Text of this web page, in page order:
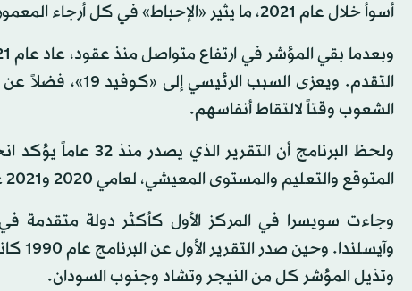
أسوأ خلال عام 2021، ما يثير «الإحباط» في كل أرجاء المعمورة.
التقدم. ويعزى
الشعوب وقتاً لالتقاط أنفاسهم.
ولحظ البرنامج أن
المتوقع والتعليم والمستوى المعيشي، لعامي 2020 و2021 على التوالي.
وتذيل المؤشر كل من النيجر وتشاد وجنوب السودان.